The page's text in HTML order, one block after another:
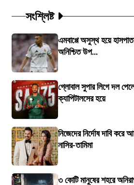
সংশ্লিষ্ট
এমবাপ্পে অসুস্থ হয়ে
অনিশ্চিত উপ...
গ্লোবাল সুপার লিগে দল
ক্যাপিটালসের হয়ে
নিজেদের নির্দোষ দাবি করে
নাসির-তামিমা
৩ কোটি মানুষের শহরে